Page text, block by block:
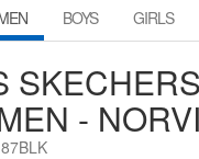
BOYS GIRLS
-